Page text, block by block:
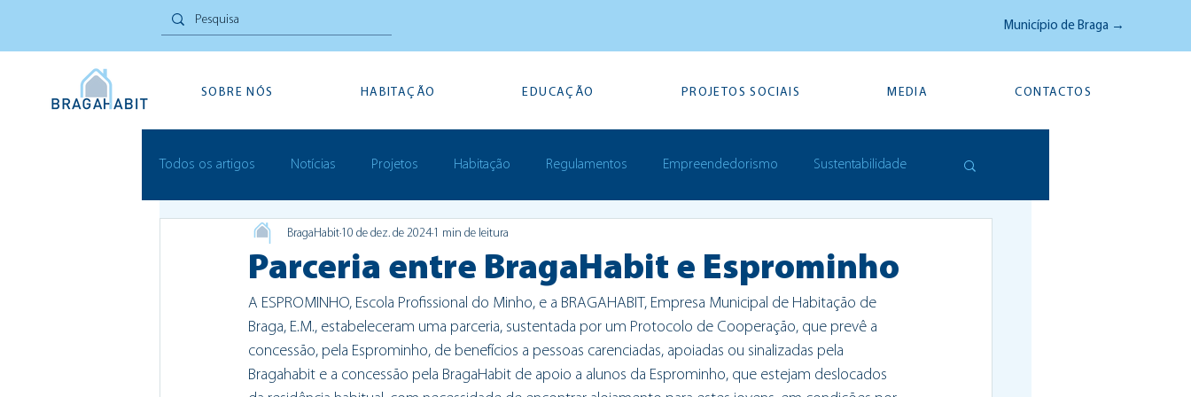
Município de Braga →
SOBRE NÓS HABITAÇÃO EDUCAÇÃO PROJETOS SOCIAIS MEDIA CONTACTOS
Todos os artigos Notícias Projetos Habitação Regulamentos Empreendedorismo Sustentabilidade
Inovação Social Festivais Prémios
Parceria entre BragaHabit e Esprominho
BragaHabit 10 de dez. de 2024 1 min de leitura
A ESPROMINHO, Escola Profissional do Minho, e a BRAGAHABIT, Empresa Municipal de Habitação de
Braga, E.M., estabeleceram uma parceria, sustentada por um Protocolo de Cooperação, que prevê a
concessão, pela Esprominho, de benefícios a pessoas carenciadas, apoiadas ou sinalizadas pela
Bragahabit e a concessão pela BragaHabit de apoio a alunos da Esprominho, que estejam deslocados